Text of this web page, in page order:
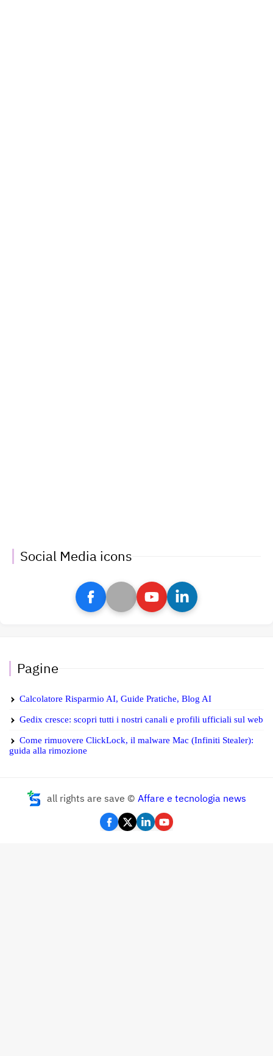
Social Media icons
Pagine
Calcolatore Risparmio AI, Guide Pratiche, Blog AI
Gedix cresce: scopri tutti i nostri canali e profili ufficiali sul web
Come rimuovere ClickLock, il malware Mac (Infiniti Stealer):
guida alla rimozione
all rights are save © Affare e tecnologia news